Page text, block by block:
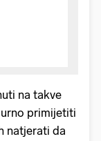
na takve
primijetiti
natjerati da